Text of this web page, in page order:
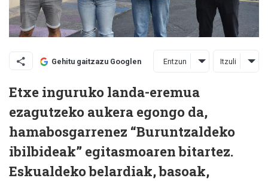
Gehitu gaitzazu Googlen Entzun Itzuli
Etxe inguruko landa-eremua
ezagutzeko aukera egongo da,
hamabosgarrenez “Buruntzaldeko
ibilbideak” egitasmoaren bitartez.
Eskualdeko belardiak, basoak,